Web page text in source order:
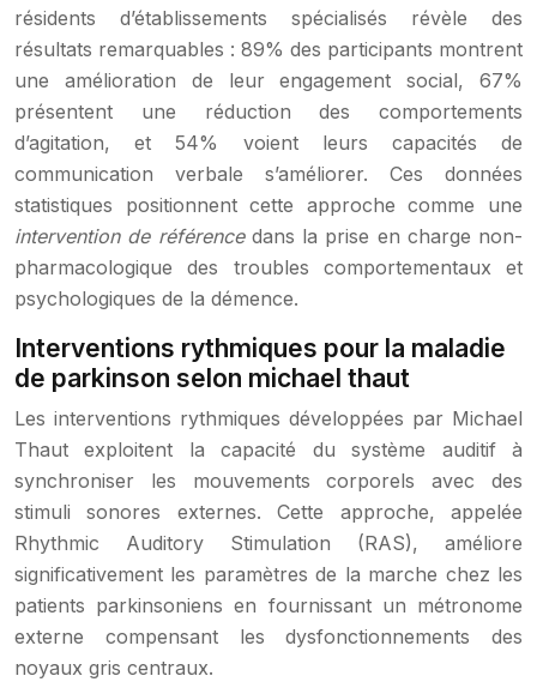
résidents d’établissements spécialisés révèle des
résultats remarquables : 89% des participants montrent
une amélioration de leur engagement social, 67%
présentent une réduction des comportements
d’agitation, et 54% voient leurs capacités de
communication verbale s’améliorer. Ces données
statistiques positionnent cette approche comme une
intervention de référence dans la prise en charge non-
pharmacologique des troubles comportementaux et
psychologiques de la démence.
Interventions rythmiques pour la maladie
de parkinson selon michael thaut
Les interventions rythmiques développées par Michael
Thaut exploitent la capacité du système auditif à
synchroniser les mouvements corporels avec des
stimuli sonores externes. Cette approche, appelée
Rhythmic Auditory Stimulation (RAS), améliore
significativement les paramètres de la marche chez les
patients parkinsoniens en fournissant un métronome
externe compensant les dysfonctionnements des
noyaux gris centraux.